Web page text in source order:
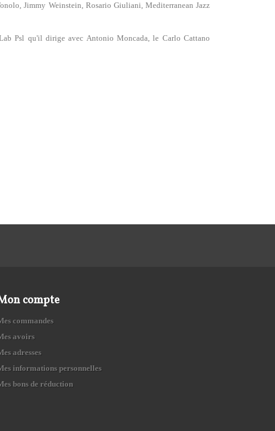
Jimmy Weinstein, Rosario Giuliani, Mediterranean Jazz
Psl qu'il dirige avec Antonio Moncada, le Carlo Cattano
compte
commandes
avoirs
adresses
informations personnelles
bons de réduction